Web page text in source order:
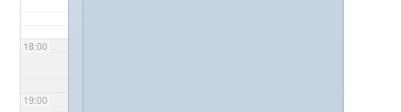
18:00
19:00